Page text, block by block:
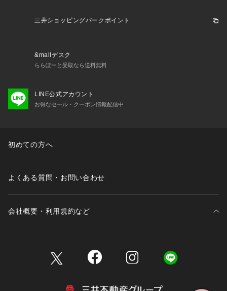
三井ショッピングパークポイント
&mallデスク
ららぽーと受取なら送料無料
LINE公式アカウント
お得なセール・クーポン情報配信中
初めての方へ
よくある質問・お問い合わせ
会社概要・利用規約など